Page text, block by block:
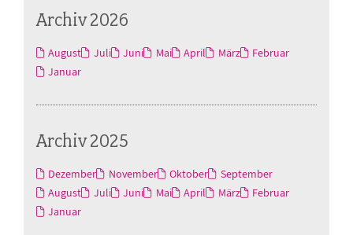
Archiv 2026
August Juli Juni Mai April März
Februar
Januar
Archiv 2025
Dezember November Oktober
September
August
Juli Juni Mai April März
Februar
Januar